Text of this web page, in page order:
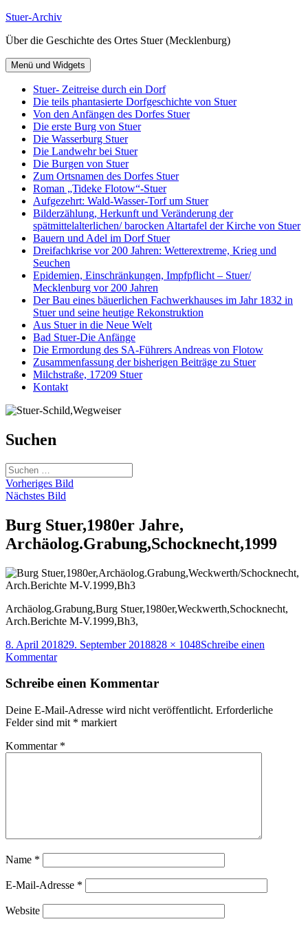
Zum
springen
Stuer-Archiv
Über die Geschichte des Ortes Stuer (Mecklenburg)
Menü und Widgets
Stuer- Zeitreise durch ein Dorf
Die teils phantasierte Dorfgeschichte von Stuer
Von den Anfängen des Dorfes Stuer
Die erste Burg von Stuer
Die Wasserburg Stuer
Die Landwehr bei Stuer
Die Burgen von Stuer
Zum Ortsnamen des Dorfes Stuer
Roman „Tideke Flotow“-Stuer
Aufgezehrt: Wald-Wasser-Torf um Stuer
Bilderzählung, Herkunft und Veränderung der
spätmittelalterlichen/ barocken Altartafel der Kirche von Stuer
Bauern und Adel im Dorf Stuer
Dreifachkrise vor 200 Jahren: Wetterextreme, Krieg und
Seuchen
Epidemien, Einschränkungen, Impfpflicht – Stuer/
Mecklenburg vor 200 Jahren
Der Bau eines bäuerlichen Fachwerkhauses im Jahr 1832 in
Stuer und seine heutige Rekonstruktion
Aus Stuer in die Neue Welt
Bad Stuer-Die Anfänge
Die Ermordung des SA-Führers Andreas von Flotow
Zusammenfassung der bisherigen Beiträge zu Stuer
Milchstraße, 17209 Stuer
Kontakt
Suchen
Suchen
nach:
Vorheriges Bild
Nächstes Bild
Burg Stuer,1980er Jahre,
Archäolog.Grabung,Schocknecht,1999
Archäolog.Grabung,Burg Stuer,1980er,Weckwerth,Schocknecht,
Arch.Berichte M-V.1999,Bh3,
Veröffentlicht
am
8. April 201829. September 2018Originalgröße
828 × 1048Schreibe einen
Kommentarzu
Stuer,1980er
Archäolog.Grabung,Schocknecht,1999
Schreibe einen Kommentar
Deine E-Mail-Adresse wird nicht veröffentlicht. Erforderliche
Felder sind mit * markiert
Kommentar *
Name *
E-Mail-Adresse *
Website